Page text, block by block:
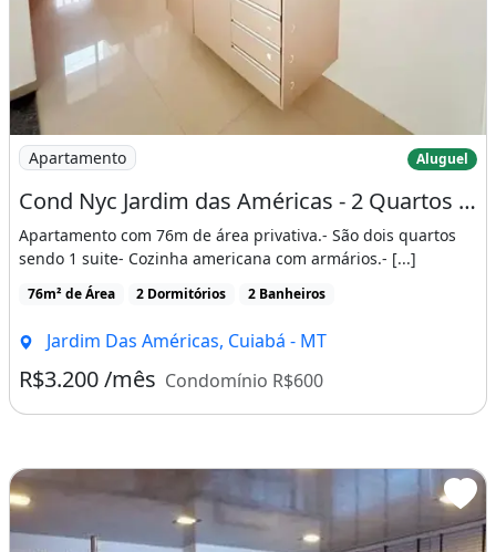
Ar-condicionado Churrasqueira
Varanda
Imagem: Cond Nyc Jardim das Américas - 2 Quartos
Apartamento Aluguel
Cond Nyc Jardim das Américas - 2 Quartos Sendo 1 Suite - Sala Estendida
Apartamento com 76m de área privativa.- São dois quartos
sendo 1 suite- Cozinha americana com armários.- [...]
76m² de Área 2 Dormitórios 2 Banheiros
Jardim Das Américas, Cuiabá - MT
R$3.200 /mês Condomínio R$600